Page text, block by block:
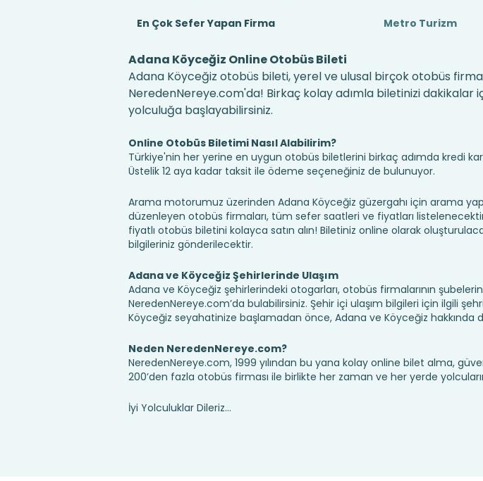
En Çok Sefer Yapan Firma Metro Turizm
Adana Köyceğiz Online Otobüs Bileti
Adana Köyceğiz otobüs bileti, yerel ve ulusal birçok otobüs
NeredenNereye.com'da! Birkaç kolay adımla biletinizi dakikalar
yolculuğa başlayabilirsiniz.
Online Otobüs Biletimi Nasıl Alabilirim?
Türkiye'nin her yerine en uygun otobüs biletlerini birkaç adımda kredi
Üstelik 12 aya kadar taksit ile ödeme seçeneğiniz de bulunuyor.
Arama motorumuz üzerinden Adana Köyceğiz güzergahı için arama
düzenleyen otobüs firmaları, tüm sefer saatleri ve fiyatları
fiyatlı otobüs biletini kolayca satın alın! Biletiniz online olarak
bilgileriniz gönderilecektir.
Adana ve Köyceğiz Şehirlerinde Ulaşım
Adana ve Köyceğiz şehirlerindeki otogarları, otobüs firmalarının
NeredenNereye.com’da bulabilirsiniz. Şehir içi ulaşım bilgileri için ilgili
Köyceğiz seyahatinize başlamadan önce, Adana ve Köyceğiz hakkında
Neden NeredenNereye.com?
NeredenNereye.com, 1999 yılından bu yana kolay online bilet alma,
200’den fazla otobüs firması ile birlikte her zaman ve her yerde
İyi Yolculuklar Dileriz...